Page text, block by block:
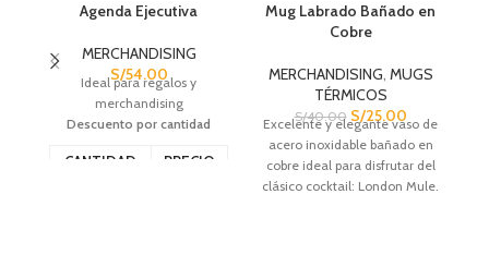
Agenda Ejecutiva
MERCHANDISING
S/54.00
Ideal para regalos y
merchandising
Descuento por cantidad
CANTIDAD PRECIO
Mug Labrado Bañado en
Cobre
MERCHANDISING, MUGS
TÉRMICOS
S/40.00 S/25.00
Excelente y elegante vaso de
acero inoxidable bañado en
cobre ideal para disfrutar del
clásico cocktail: London Mule.